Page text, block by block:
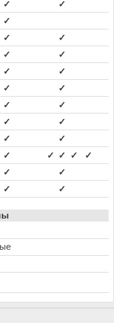
✓
✓
✓
✓
✓
✓
✓
✓
✓
✓
✓
✓
✓
✓
✓
✓
✓
✓ ✓ ✓ ✓
✓
✓
✓
✓ ✓